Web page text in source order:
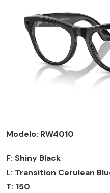
Modelo: RW4010
F: Shiny Black
L: Transition Cerulean
T: 150